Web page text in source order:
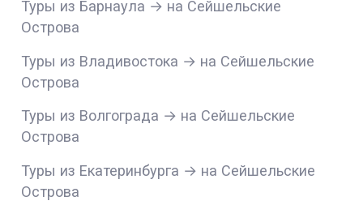
Туры из Барнаула → на Сейшельские
Острова
Туры из Владивостока → на Сейшельские
Острова
Туры из Волгограда → на Сейшельские
Острова
Туры из Екатеринбурга → на Сейшельские
Острова